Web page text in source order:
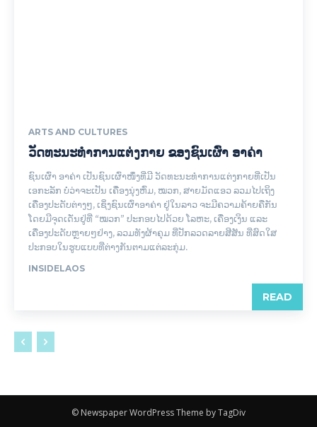
ARTS AND CULTURES
ວັດທະນະທຳການແຕ່ງກາຍ ຂອງຊົນເຜົ່າ ອາຄ່າ
ຊົນເຜົ່າ ອາຄ່າ ເປັນຊົນເຜົ່າໜຶ່ງທີ່ມີ ວັດທະນະທຳການແຕ່ງກາຍທີ່ເປັນ
ເອກະລັກ ບໍ່ວ່າຈະເປັນ ເຄື່ອງນຸ່ງຫົ່ມ, ໝວກ, ສາຍມັດແອວ ລວມໄປເຖິງ
ເຄື່ອງປະດັບຕ່າງໆ, ເຊິ່ງຊົນເຜົ່າອາຄ່າ ຢູ່ໃນລາວ ຈະມີຄວາມຄ້າຍຄືກັນ
ໂດຍມີຈຸດເດັ່ນຢູ່ທີ່ “ໝວກ” ປະກອບໄປດ້ວຍ ໂລຫະ, ເຄື່ອງເງິນ ແລະ
ເຄື່ອງປະດັບຫຼາຍໆຢ່າງ, ລວມທັງຜ້າຄຸມ ທີ່ປັກລວດລາຍສີສັນ ທີ່ສົດໃສ
ປະກອບໃນຮູບແບບທີ່ຕ່າງກັນຕາມແຕ່ລະກຸ່ມ.
INSIDELAOS
READ
© Newspaper WordPress Theme by TagDiv